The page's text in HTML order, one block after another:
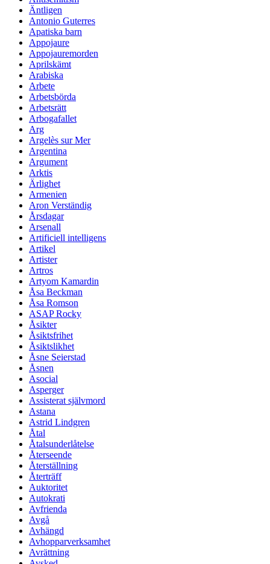
Äntligen
Antonio Guterres
Apatiska barn
Appojaure
Appojauremorden
Aprilskämt
Arabiska
Arbete
Arbetsbörda
Arbetsrätt
Arbogafallet
Arg
Argelès sur Mer
Argentina
Argument
Arktis
Ärlighet
Armenien
Aron Verständig
Årsdagar
Arsenall
Artificiell intelligens
Artikel
Artister
Artros
Artyom Kamardin
Åsa Beckman
Åsa Romson
ASAP Rocky
Åsikter
Åsiktsfrihet
Åsiktslikhet
Åsne Seierstad
Åsnen
Asocial
Asperger
Assisterat självmord
Astana
Astrid Lindgren
Åtal
Åtalsunderlåtelse
Återseende
Återställning
Återträff
Auktoritet
Autokrati
Avfrienda
Avgå
Avhängd
Avhopparverksamhet
Avrättning